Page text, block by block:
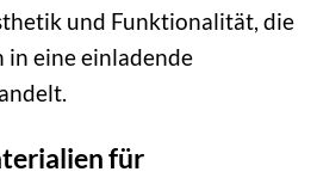
und Funktionalität, die
eine einladende
für